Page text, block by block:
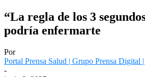
“La regla de los 3
podría enfermarte
Por
Portal Prensa Salud | Grupo Prensa Digital
-